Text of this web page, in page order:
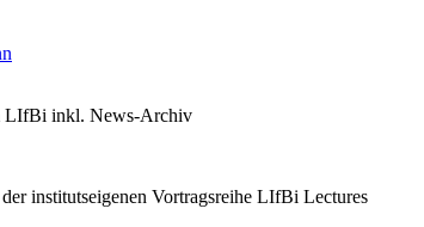
LIfBi inkl. News-Archiv
institutseigenen Vortragsreihe LIfBi Lectures